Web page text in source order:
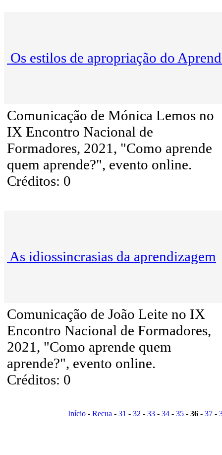
Os estilos de apropriação do
Comunicação de Mónica Lemos no
IX Encontro Nacional de
Formadores, 2021, "Como aprende
quem aprende?", evento online.
Créditos: 0
As idiossincrasias da aprendizagem
Comunicação de João Leite no IX
Encontro Nacional de Formadores,
2021, "Como aprende quem
aprende?", evento online.
Créditos: 0
Início - Recua - 31 - 32 - 33 - 34 - 35 - 36 - 37 -